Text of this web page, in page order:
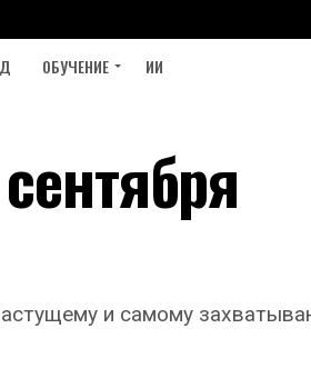
ОБУЧЕНИЕ ИИ
и самому